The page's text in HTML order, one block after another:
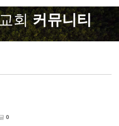
회커뮤니티
0